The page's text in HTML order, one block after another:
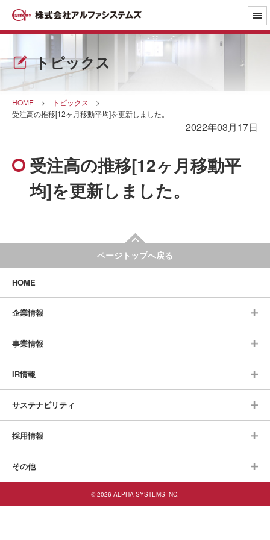
トピックス
HOME > トピックス
>
受注高の推移[12ヶ月移動平均]を更新しました。
2022年03月17日
受注高の推移[12ヶ月移動平
均]を更新しました。
ページトップへ戻る
HOME
企業情報
事業情報
IR情報
サステナビリティ
採用情報
その他
© 2026 ALPHA SYSTEMS INC.